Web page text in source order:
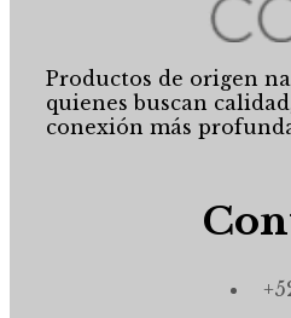
Productos de origen
quienes buscan
conexión más